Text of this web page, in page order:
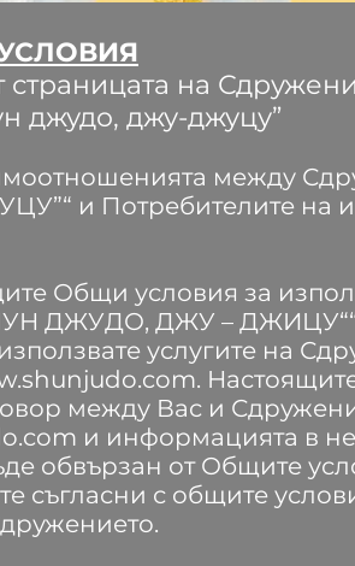
на
джудо, джу-джуцу”
между
и Потребителите на
Общи условия за
ДЖУДО, ДЖУ –
услугите на
.
между Вас и
и информацията в
обвързан от Общите
съгласни с общите